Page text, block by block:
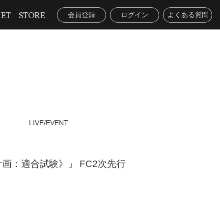
STORE 会員登録 ログイン よくある質問
LIVE/EVENT
：適合試験》」 FC2次先行